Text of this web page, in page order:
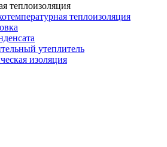
теплоизоляция
теплоизоляция
утеплитель
изоляция